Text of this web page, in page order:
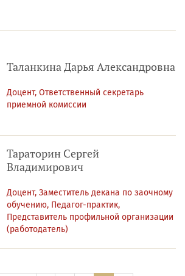
Таланкина Дарья Александровна
Доцент, Ответственный секретарь
приемной комиссии
Тараторин Сергей
Владимирович
Доцент, Заместитель декана по заочному
обучению, Педагог-практик,
Представитель профильной организации
(работодатель)